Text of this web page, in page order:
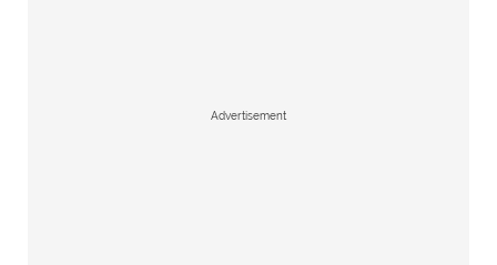
Advertisement